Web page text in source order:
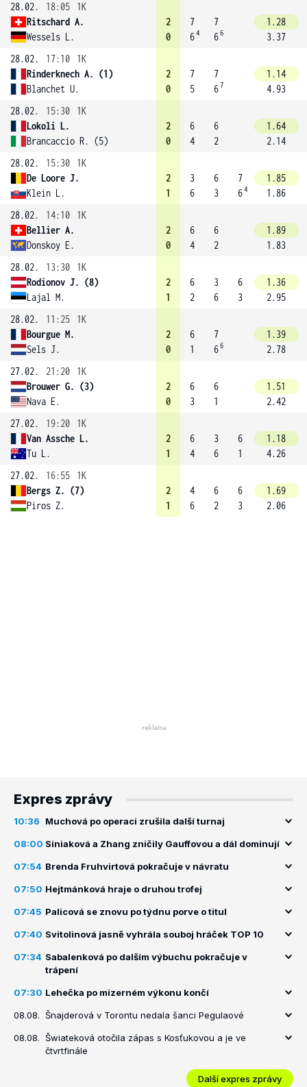
28.02.
18:05
1K
Ritschard A.
Wessels L.
2
0
7
64
7
66
1.28
3.37
28.02.
17:10
1K
Rinderknech A. (1)
Blanchet U.
2
0
7
5
7
67
1.14
4.93
28.02.
15:30
1K
Lokoli L.
Brancaccio R. (5)
2
0
6
4
6
2
1.64
2.14
28.02.
15:30
1K
De Loore J.
Klein L.
2
1
3
6
6
3
7
64
1.85
1.86
28.02.
14:10
1K
Bellier A.
Donskoy E.
2
0
6
4
6
2
1.89
1.83
28.02.
13:30
1K
Rodionov J. (8)
Lajal M.
2
1
6
2
3
6
6
3
1.36
2.95
28.02.
11:25
1K
Bourgue M.
Sels J.
2
0
6
1
7
66
1.39
2.78
27.02.
21:20
1K
Brouwer G. (3)
Nava E.
2
0
6
3
6
1
1.51
2.42
27.02.
19:20
1K
Van Assche L.
Tu L.
2
1
6
4
3
6
6
1
1.18
4.26
27.02.
16:55
1K
Bergs Z. (7)
Piros Z.
2
1
4
6
6
2
6
3
1.69
2.06
Expres zprávy
10:36 Muchová po operaci zrušila další turnaj
08:00 Siniaková a Zhang zničily Gauffovou a dál dominují
07:54 Brenda Fruhvirtová pokračuje v návratu
07:50 Hejtmánková hraje o druhou trofej
07:45 Palicová se znovu po týdnu porve o titul
07:40 Svitolinová jasně vyhrála souboj hráček TOP 10
07:34 Sabalenková po dalším výbuchu pokračuje v
trápení
07:30 Lehečka po mizerném výkonu končí
08.08. Šnajderová v Torontu nedala šanci Pegulaové
08.08. Šwiateková otočila zápas s Kosťukovou a je ve
čtvrtfinále
Další expres zprávy